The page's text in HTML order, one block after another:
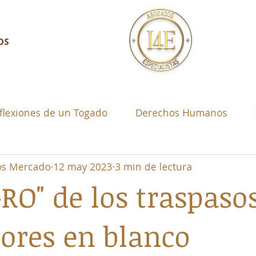
de un Togado Derechos Humanos
con Nosotros Control Social Individual
de los
en blanco
Mercado 12 may 2023 3 min de lectura